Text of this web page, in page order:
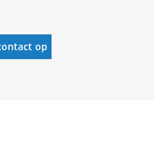
op